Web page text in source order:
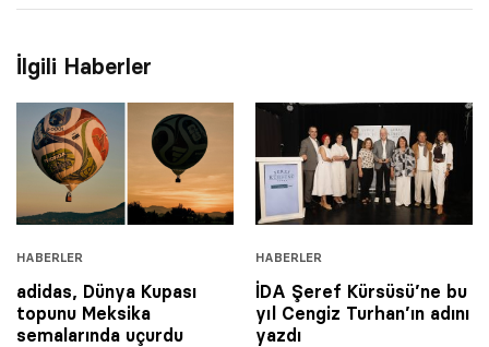
İlgili Haberler
HABERLER
adidas, Dünya Kupası
topunu Meksika
semalarında uçurdu
HABERLER
İDA Şeref Kürsüsü’ne bu
yıl Cengiz Turhan’ın adını
yazdı